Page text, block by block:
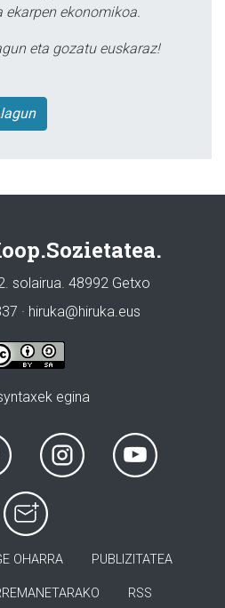
ekonomikoa.
eta gozatu euskaraz!
solairua. 48992 Getxo
· hiruka@hiruka.eus
egina
OHARRA PUBLIZITATEA
RSS